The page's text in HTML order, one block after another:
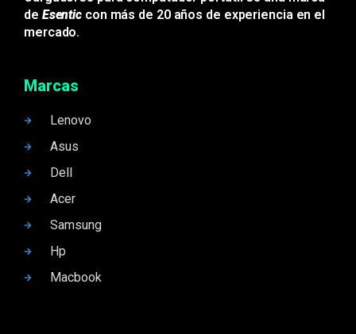
de Esentic con más de 20 años de experiencia en el
mercado.
Marcas
Lenovo
Asus
Dell
Acer
Samsung
Hp
Macbook